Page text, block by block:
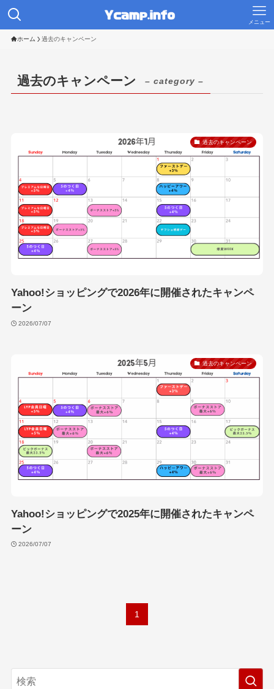
メニュー
ホーム 過去のキャンペーン
過去のキャンペーン – category –
過去のキャンペーン
Yahoo!ショッピングで2026年に開催されたキャンペ
ーン
2026/07/07
過去のキャンペーン
Yahoo!ショッピングで2025年に開催されたキャンペ
ーン
2026/07/07
1